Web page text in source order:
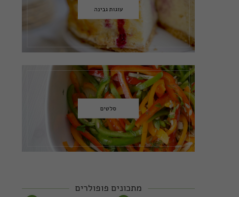
עוגות גבינה
סלטים
מתכונים פופולרים